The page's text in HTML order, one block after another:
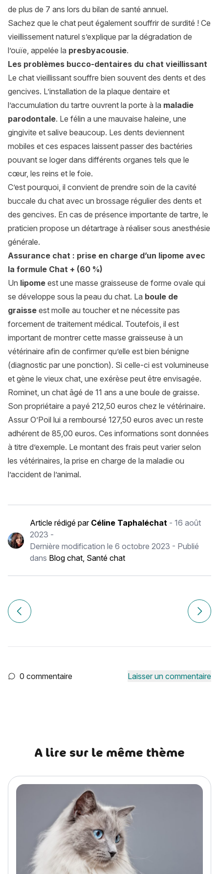
de plus de 7 ans lors du bilan de santé annuel.
Sachez que le chat peut également souffrir de surdité ! Ce
vieillissement naturel s’explique par la dégradation de
l’ouïe, appelée la presbyacousie.
Les problèmes bucco-dentaires du chat vieillissant
Le chat vieillissant souffre bien souvent des dents et des
gencives. L’installation de la plaque dentaire et
l’accumulation du tartre ouvrent la porte à la maladie
parodontale. Le félin a une mauvaise haleine, une
gingivite et salive beaucoup. Les dents deviennent
mobiles et ces espaces laissent passer des bactéries
pouvant se loger dans différents organes tels que le
cœur, les reins et le foie.
C’est pourquoi, il convient de prendre soin de la cavité
buccale du chat avec un brossage régulier des dents et
des gencives. En cas de présence importante de tartre, le
praticien propose un détartrage à réaliser sous anesthésie
générale.
Assurance chat : prise en charge d’un lipome avec
la formule Chat + (60 %)
Un lipome est une masse graisseuse de forme ovale qui
se développe sous la peau du chat. La boule de
graisse est molle au toucher et ne nécessite pas
forcement de traitement médical. Toutefois, il est
important de montrer cette masse graisseuse à un
vétérinaire afin de confirmer qu’elle est bien bénigne
(diagnostic par une ponction). Si celle-ci est volumineuse
et gène le vieux chat, une exérèse peut être envisagée.
Rominet, un chat âgé de 11 ans a une boule de graisse.
Son propriétaire a payé 212,50 euros chez le vétérinaire.
Assur O’Poil lui a remboursé 127,50 euros avec un reste
adhérent de 85,00 euros. Ces informations sont données
à titre d’exemple. Le montant des frais peut varier selon
les vétérinaires, la prise en charge de la maladie ou
l’accident de l’animal.
Article rédigé par Céline Taphaléchat- 16 août
2023 -
Dernière modification le 6 octobre 2023 - Publié
dans Blog chat, Santé chat
Navigation
de
Article précédent La journée internationale du chat noir
Article
0 commentaire Laisser un commentaire
A lire sur le même thème